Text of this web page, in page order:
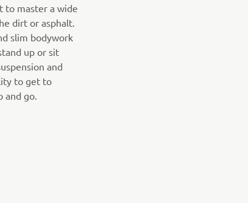
to master a wide
dirt or asphalt.
slim bodywork
up or sit
and
to get to
and go.